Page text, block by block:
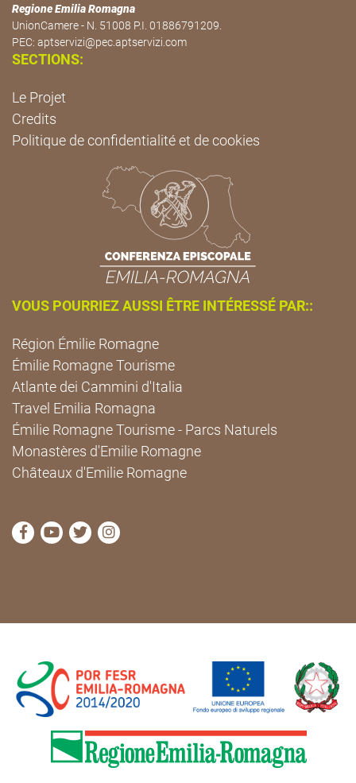
Regione Emilia Romagna
UnionCamere - N. 51008 P.I. 01886791209.
PEC: aptservizi@pec.aptservizi.com
SECTIONS:
Le Projet
Credits
Politique de confidentialité et de cookies
VOUS POURRIEZ AUSSI ÊTRE INTÉRESSÉ PAR::
Région Émilie Romagne
Émilie Romagne Tourisme
Atlante dei Cammini d'Italia
Travel Emilia Romagna
Émilie Romagne Tourisme - Parcs Naturels
Monastères d'Emilie Romagne
Châteaux d'Emilie Romagne
Visitez la page Facebook de Cammini Emilia-
Visitez la page YouTube de Cammini Emilia-
Visitez la page Twitter de Cammini Emilia-
Visitez la page Instagram de Cammini